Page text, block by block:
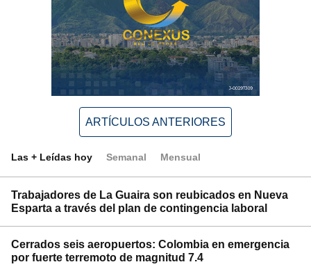
ARTÍCULOS ANTERIORES
Las + Leídas hoy Semanal Mensual
Trabajadores de La Guaira son reubicados en Nueva
Esparta a través del plan de contingencia laboral
Cerrados seis aeropuertos: Colombia en emergencia
por fuerte terremoto de magnitud 7.4